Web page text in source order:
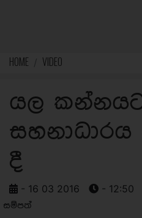
HOME VIDEO
යල
සහනාධාරය
දී
- 16 03 2016 - 12:50
සම්පත්